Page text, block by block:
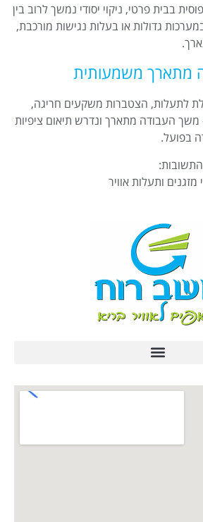
בבית פרטי, ניקוי יסודי נמשך לרוב בין
גדולות או בעלות נגישות מורכבת,
מתארך משמעותית
לתעלות, הצטברות משקעים חריגה,
העבודה מתארך ונדרש תיאום ציפיות
בפועל.
ותעלות אוויר